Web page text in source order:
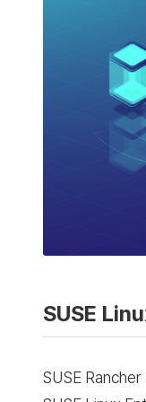
SUSE
SUSE